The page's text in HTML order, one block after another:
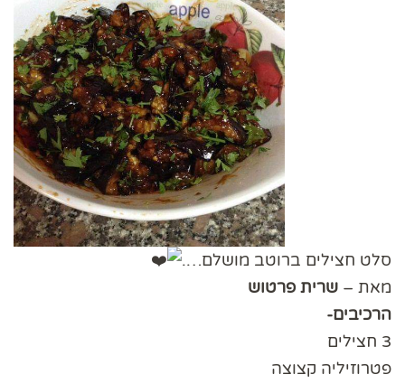
סלט חצילים ברוטב מושלם….
מאת – שרית פרטוש
הרכיבים-
3 חצילים
פטרוזיליה קצוצה